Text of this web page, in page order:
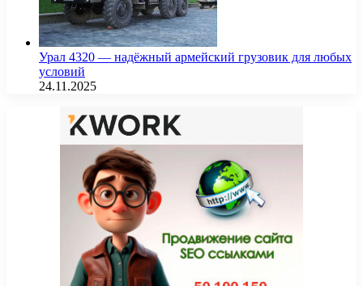
Урал 4320 — надёжный армейский грузовик для любых
условий
24.11.2025